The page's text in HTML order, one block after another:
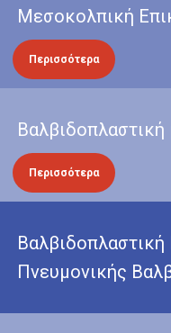
Μεσοκολπική
Περισσότερα
Περισσότερα
Βαλβιδοπλαστική
Πνευμονικής